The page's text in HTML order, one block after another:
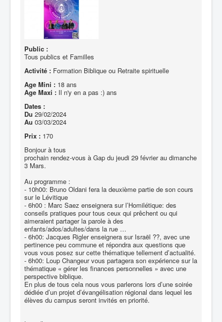
Public :
Tous publics et Familles
Activité : Formation Biblique ou Retraite spirituelle
Age Mini : 18 ans
Age Maxi : Il n'y en a pas :) ans
Dates :
Du 29/02/2024
Au 03/03/2024
Prix : 170
Bonjour à tous
prochain rendez-vous à Gap du jeudi 29 février au dimanche
3 Mars.
Au programme :
⁃ 10h00: Bruno Oldani fera la deuxième partie de son cours
sur le Lévitique
⁃ 6h00 : Marc Saez enseignera sur l’Homilétique: des
conseils pratiques pour tous ceux qui prêchent ou qui
aimeraient partager la parole à des
enfants/ados/adultes/dans la rue …
⁃ 6h00: Jacques Rigler enseignera sur Israël ??, avec une
pertinence peu commune et répondra aux questions que
vous vous posez sur cette thématique tellement d’actualité.
⁃ 6h00: Loup Changeur vous partagera son expérience sur la
thématique « gérer les finances personnelles » avec une
perspective biblique.
En plus de tous cela nous vous parlerons lors d’une soirée
dédiée d’un projet d’évangélisation régional dans lequel les
élèves du campus seront invités en priorité.